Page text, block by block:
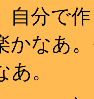
自分で
かなあ
。